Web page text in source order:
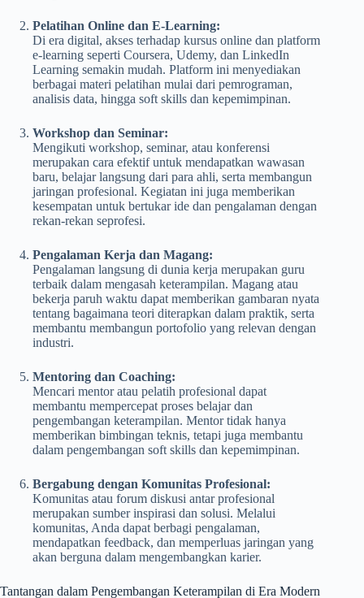
Pelatihan Online dan E-Learning:
Di era digital, akses terhadap kursus online dan platform
e-learning seperti Coursera, Udemy, dan LinkedIn
Learning semakin mudah. Platform ini menyediakan
berbagai materi pelatihan mulai dari pemrograman,
analisis data, hingga soft skills dan kepemimpinan.
Workshop dan Seminar:
Mengikuti workshop, seminar, atau konferensi
merupakan cara efektif untuk mendapatkan wawasan
baru, belajar langsung dari para ahli, serta membangun
jaringan profesional. Kegiatan ini juga memberikan
kesempatan untuk bertukar ide dan pengalaman dengan
rekan-rekan seprofesi.
Pengalaman Kerja dan Magang:
Pengalaman langsung di dunia kerja merupakan guru
terbaik dalam mengasah keterampilan. Magang atau
bekerja paruh waktu dapat memberikan gambaran nyata
tentang bagaimana teori diterapkan dalam praktik, serta
membantu membangun portofolio yang relevan dengan
industri.
Mentoring dan Coaching:
Mencari mentor atau pelatih profesional dapat
membantu mempercepat proses belajar dan
pengembangan keterampilan. Mentor tidak hanya
memberikan bimbingan teknis, tetapi juga membantu
dalam pengembangan soft skills dan kepemimpinan.
Bergabung dengan Komunitas Profesional:
Komunitas atau forum diskusi antar profesional
merupakan sumber inspirasi dan solusi. Melalui
komunitas, Anda dapat berbagi pengalaman,
mendapatkan feedback, dan memperluas jaringan yang
akan berguna dalam mengembangkan karier.
Tantangan dalam Pengembangan Keterampilan di Era Modern